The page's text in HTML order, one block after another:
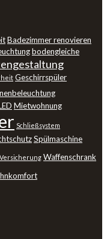
Badezimmer renovieren
bodengleiche
Geschirrspüler
Mietwohnung
Schließsystem
Spülmaschine
Versicherung Waffenschrank